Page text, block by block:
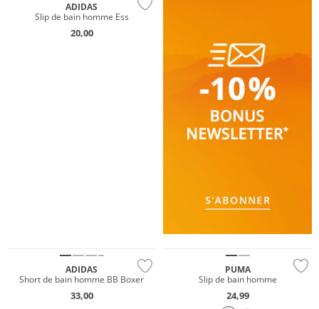
ADIDAS
Slip de bain homme Ess
20,00
ADIDAS
Short de bain homme BB Boxer
33,00
Durable
PUMA
Slip de bain homme
24,99